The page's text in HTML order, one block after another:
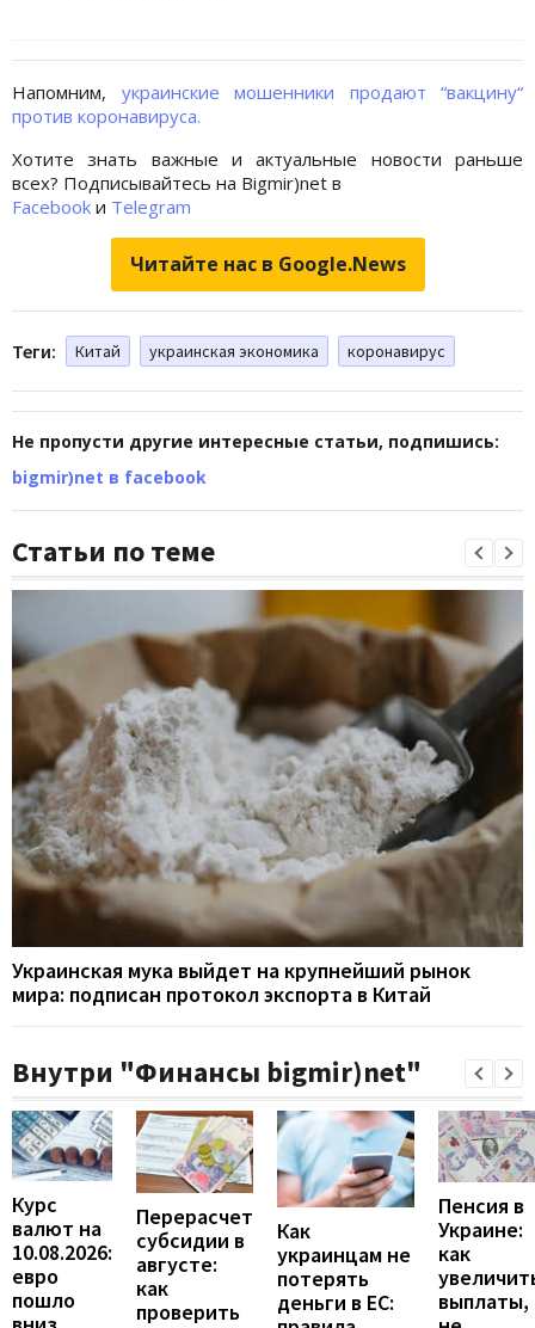
Напомним, украинские мошенники продают “вакцину“
против коронавируса.
Хотите знать важные и актуальные новости раньше
всех? Подписывайтесь на Bigmir)net в
Facebook и Telegram
Читайте нас в Google.News
Теги: Китай украинская экономика коронавирус
Не пропусти другие интересные статьи, подпишись:
bigmir)net в facebook
Статьи по теме
Украинская мука выйдет на крупнейший рынок
мира: подписан протокол экспорта в Китай
Внутри "Финансы bigmir)net"
Курс
валют на
10.08.2026:
евро
пошло
Перерасчет
субсидии в
августе:
как
проверить
Как
украинцам не
потерять
деньги в ЕС:
Пенсия в
Украине:
как
выплаты,